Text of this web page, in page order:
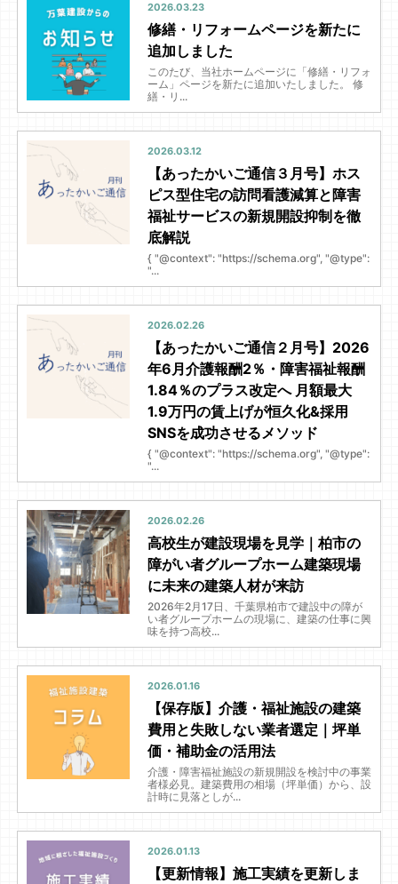
2026.03.23
修繕・リフォームページを新たに
追加しました
このたび、当社ホームページに「修繕・リフォ
ーム」ページを新たに追加いたしました。 修
繕・リ...
2026.03.12
【あったかいご通信３月号】ホス
ピス型住宅の訪問看護減算と障害
福祉サービスの新規開設抑制を徹
底解説
{ "@context": "https://schema.org", "@type":
"...
2026.02.26
【あったかいご通信２月号】2026
年6月介護報酬2％・障害福祉報酬
1.84％のプラス改定へ 月額最大
1.9万円の賃上げが恒久化&採用
SNSを成功させるメソッド
{ "@context": "https://schema.org", "@type":
"...
2026.02.26
高校生が建設現場を見学｜柏市の
障がい者グループホーム建築現場
に未来の建築人材が来訪
2026年2月17日、千葉県柏市で建設中の障が
い者グループホームの現場に、建築の仕事に興
味を持つ高校...
2026.01.16
【保存版】介護・福祉施設の建築
費用と失敗しない業者選定｜坪単
価・補助金の活用法
介護・障害福祉施設の新規開設を検討中の事業
者様必見。建築費用の相場（坪単価）から、設
計時に見落としが...
2026.01.13
【更新情報】施工実績を更新しま